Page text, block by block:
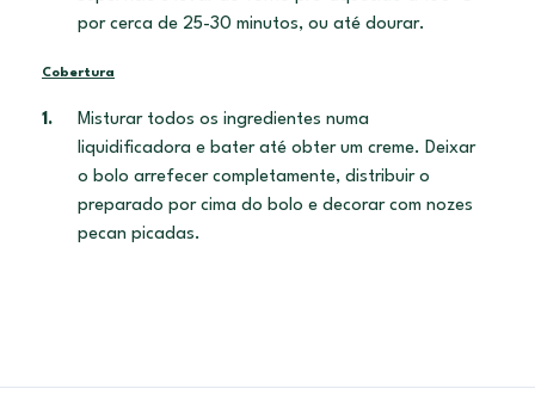
por cerca de 25-30 minutos, ou até dourar.
Cobertura
Misturar todos os ingredientes numa
liquidificadora e bater até obter um creme. Deixar
o bolo arrefecer completamente, distribuir o
preparado por cima do bolo e decorar com nozes
pecan picadas.